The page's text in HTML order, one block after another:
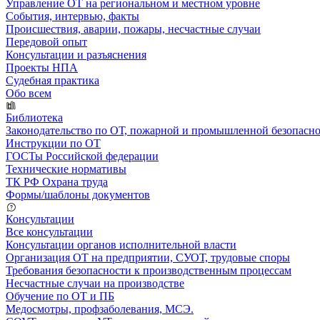
Управление ОТ на региональном и местном уровне
События, интервью, факты
Происшествия, аварии, пожары, несчастные случаи
Передовой опыт
Консультации и разъяснения
Проекты НПА
Судебная практика
Обо всем
Библиотека
Законодательство по ОТ, пожарной и промышленной
Инструкции по ОТ
ГОСТы Российской федерации
Технические нормативы
ТК РФ Охрана труда
Формы/шаблоны документов
Консультации
Все консультации
Консультации органов исполнительной власти
Организация ОТ на предприятии, СУОТ, трудовые споры
Требования безопасности к производственным процессам
Несчастные случаи на производстве
Обучение по ОТ и ПБ
Медосмотры, профзаболевания, МСЭ.